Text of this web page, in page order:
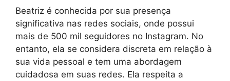
Beatriz é conhecida por sua presença
significativa nas redes sociais, onde possui
mais de 500 mil seguidores no Instagram. No
entanto, ela se considera discreta em relação à
sua vida pessoal e tem uma abordagem
cuidadosa em suas redes. Ela respeita a